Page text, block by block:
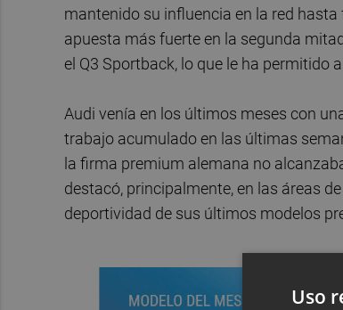
mantenido su influencia en la red
apuesta más fuerte en la segunda
el Q3 Sportback, lo que le ha permitido
Audi venía en los últimos meses con
trabajo acumulado en las últimas
la firma premium alemana no
destacó, principalmente, en las áreas
deportividad de sus últimos modelos
Uso